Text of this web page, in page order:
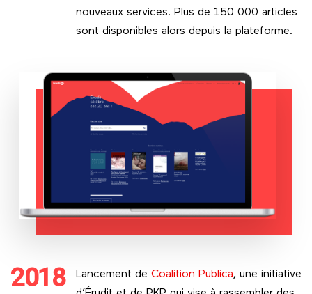
nouveaux services. Plus de 150 000 articles
sont disponibles alors depuis la plateforme.
2018 Lancement de Coalition Publica, une initiative